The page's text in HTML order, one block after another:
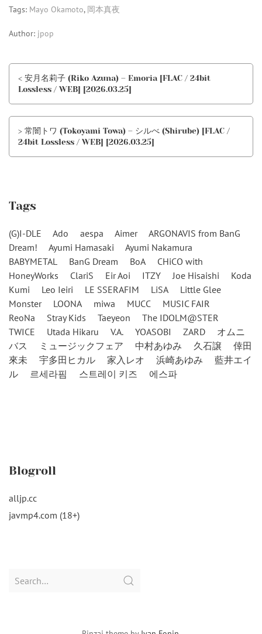
Tags: Mayo Okamoto, 岡本真夜
Author: jpop
< 安月名莉子 (Riko Azuna) – Emoria [FLAC / 24bit
Lossless / WEB] [2026.03.25]
> 常闇トワ (Tokoyami Towa) – シルべ (Shirube) [FLAC /
24bit Lossless / WEB] [2026.03.25]
Tags
(G)I-DLE Ado aespa Aimer
ARGONAVIS from BanG
Dream!
Ayumi Hamasaki
Ayumi Nakamura
BABYMETAL
BanG Dream BoA
CHiCO with
HoneyWorks
ClariS Eir Aoi ITZY Joe Hisaishi
Koda
Kumi
Leo Ieiri LE SSERAFIM LiSA
Little Glee
Monster
LOONA miwa MUCC
MUSIC FAIR
ReoNa
Stray Kids Taeyeon
The IDOLM@STER
TWICE
Utada Hikaru V.A. YOASOBI ZARD
オムニ
バス
ミュージックフェア 中村あゆみ 久石譲
倖田
來未
宇多田ヒカル 家入レオ 浜崎あゆみ
藍井エイ
ル
르세라핌 스트레이 키즈 에스파
Blogroll
alljp.cc
javmp4.com (18+)
Search